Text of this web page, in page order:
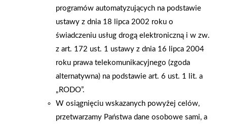
zapadło w pamięć uczestników. – W takich chwilach jeszcze
mocniej odczuwamy, jak ważne jest wspieranie dzieci i ich
rodzin w trudnej codzienności. Możliwość wniesienia
pozytywnej energii na oddział to dla nas zaszczyt - cieszymy
się, że mogliśmy dołożyć swoją cegiełkę do tego wyjątkowego
dnia – podkreśla Grupa PSB Handel S.A. Firma składa również
podziękowania personelowi medycznemu za nieustanne
zaangażowanie, pomoc, troskę i codzienną pracę na rzecz
małych Pacjentów. Udział w akcji mikołajkowej jest częścią
programów automatyzujących na podstawie
ustawy z dnia 18 lipca 2002 roku o
świadczeniu usług drogą elektroniczną i w zw.
z art. 172 ust. 1 ustawy z dnia 16 lipca 2004
roku prawa telekomunikacyjnego (zgoda
alternatywna) na podstawie art. 6 ust. 1 lit. a
„RODO”.
W osiągnięciu wskazanych powyżej celów,
przetwarzamy Państwa dane osobowe sami, a